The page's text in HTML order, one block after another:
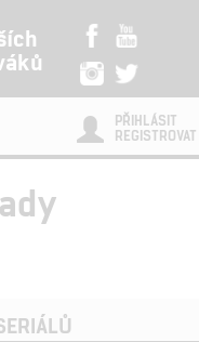
PŘIHLÁSIT
REGISTROVAT